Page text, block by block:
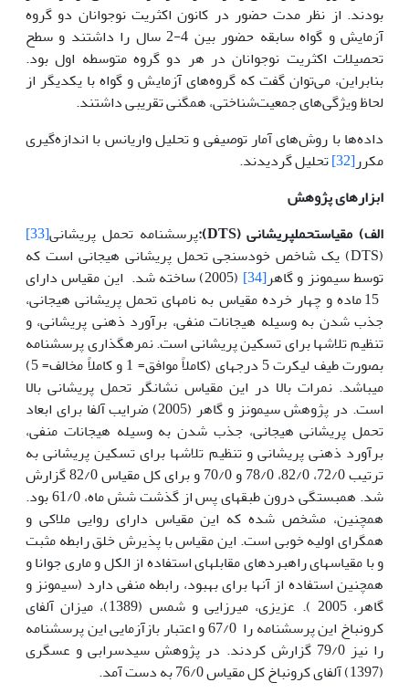
بودند. از نظر مدت حضور در کانون اکثریت نوجوانان دو گروه
آزمایش و گواه سابقه حضور بین 4-2 سال را داشتند و سطح
تحصیلات اکثریت نوجوانان در هر دو گروه متوسطه اول بود.
بنابراین، می‌توان گفت که گروه‌های آزمایش و گواه با یکدیگر از
لحاظ ویژگی‌های جمعیت‌شناختی، همگنی تقریبی داشتند.
مکرر[32]
تحلیل گردیدند.
ابزارهای پژوهش
الف) مقیاستحملپریشانی(
DTS
)
:پرسشنامه تحمل پریشانی[33]
(DTS) یک شاخص خودسنجی تحمل پریشانی هیجانی است که
توسط سیمونز و گاهر[34]
(2005) ساخته شد. این مقیاس دارای
15 ماده و چهار خرده مقیاس به نام­های تحمل پریشانی هیجانی،
جذب شدن به وسیله هیجانات منفی، برآورد ذهنی پریشانی، و
تنظیم تلاش­ها برای تسکین پریشانی است. نمره­گذاری پرسشنامه
بصورت طیف لیکرت 5 درجه­ای (کاملاً موافق= 1 و کاملاً مخالف= 5)
می­باشد. نمرات بالا در این مقیاس نشانگر تحمل پریشانی بالا
است. در پژوهش سیمونز و گاهر (2005) ضرایب آلفا برای ابعاد
تحمل پریشانی هیجانی، جذب شدن به وسیله هیجانات منفی،
برآورد ذهنی پریشانی و تنظیم تلاش­ها برای تسکین پریشانی به
ترتیب 72/0، 82/0، 78/0 و 70/0 و برای کل مقیاس 82/0 گزارش
شد. همبستگی درون طبقه­ای پس از گذشت شش ماه، 61/0 بود.
همچنین، مشخص شده که این مقیاس دارای روایی ملاکی و
همگرای اولیه خوبی است. این مقیاس با پذیرش خلق رابطه مثبت
و با مقیاس­های راهبردهای مقابله­ای استفاده از الکل و ماری جوانا و
همچنین استفاده از آنها برای بهبود، رابطه منفی دارد (سیمونز و
گاهر، 2005 ). عزیزی، میرزایی و شمس (1389)، میزان آلفای
کرونباخ این پرسشنامه را 67/0 و اعتبار بازآزمایی این پرسشنامه
را نیز 79/0 گزارش کردند. در پژوهش سیدسرابی و عسگری
(1397) آلفای کرونباخ کل مقیاس 76/0 به دست آمد.